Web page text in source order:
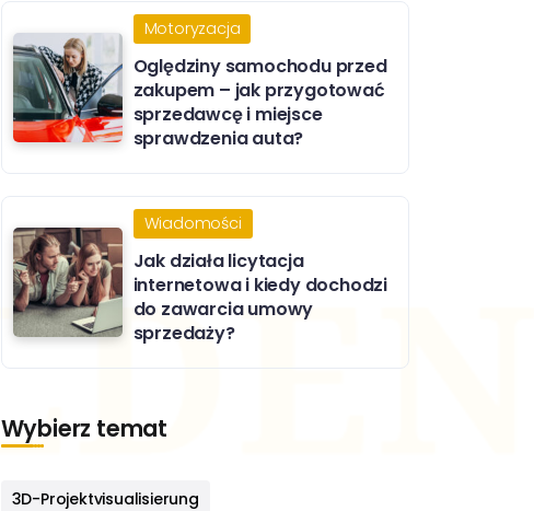
Motoryzacja
Oględziny samochodu przed
zakupem – jak przygotować
sprzedawcę i miejsce
sprawdzenia auta?
Wiadomości
Jak działa licytacja
internetowa i kiedy dochodzi
do zawarcia umowy
sprzedaży?
Wybierz temat
3D-Projektvisualisierung